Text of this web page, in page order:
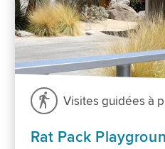
Visites guidées à
Rat Pack